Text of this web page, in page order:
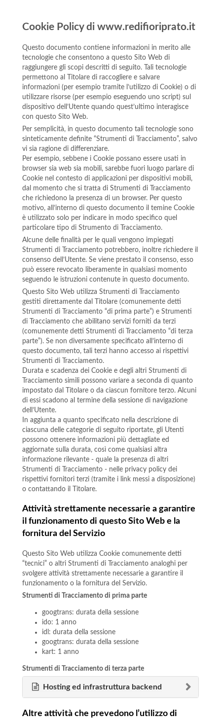
Cookie Policy di www.redifioriprato.it
Questo documento contiene informazioni in merito alle
tecnologie che consentono a questo Sito Web di
raggiungere gli scopi descritti di seguito. Tali tecnologie
permettono al Titolare di raccogliere e salvare
informazioni (per esempio tramite l’utilizzo di Cookie) o di
utilizzare risorse (per esempio eseguendo uno script) sul
dispositivo dell’Utente quando quest’ultimo interagisce
con questo Sito Web.
Per semplicità, in questo documento tali tecnologie sono
sinteticamente definite “Strumenti di Tracciamento”, salvo
vi sia ragione di differenziare.
Per esempio, sebbene i Cookie possano essere usati in
browser sia web sia mobili, sarebbe fuori luogo parlare di
Cookie nel contesto di applicazioni per dispositivi mobili,
dal momento che si tratta di Strumenti di Tracciamento
che richiedono la presenza di un browser. Per questo
motivo, all’interno di questo documento il temine Cookie
è utilizzato solo per indicare in modo specifico quel
particolare tipo di Strumento di Tracciamento.
Alcune delle finalità per le quali vengono impiegati
Strumenti di Tracciamento potrebbero, inoltre richiedere il
consenso dell’Utente. Se viene prestato il consenso, esso
può essere revocato liberamente in qualsiasi momento
seguendo le istruzioni contenute in questo documento.
Questo Sito Web utilizza Strumenti di Tracciamento
gestiti direttamente dal Titolare (comunemente detti
Strumenti di Tracciamento “di prima parte”) e Strumenti
di Tracciamento che abilitano servizi forniti da terzi
(comunemente detti Strumenti di Tracciamento “di terza
parte”). Se non diversamente specificato all’interno di
questo documento, tali terzi hanno accesso ai rispettivi
Strumenti di Tracciamento.
Durata e scadenza dei Cookie e degli altri Strumenti di
Tracciamento simili possono variare a seconda di quanto
impostato dal Titolare o da ciascun fornitore terzo. Alcuni
di essi scadono al termine della sessione di navigazione
dell’Utente.
In aggiunta a quanto specificato nella descrizione di
ciascuna delle categorie di seguito riportate, gli Utenti
possono ottenere informazioni più dettagliate ed
aggiornate sulla durata, così come qualsiasi altra
informazione rilevante - quale la presenza di altri
Strumenti di Tracciamento - nelle privacy policy dei
rispettivi fornitori terzi (tramite i link messi a disposizione)
o contattando il Titolare.
Attività strettamente necessarie a garantire
il funzionamento di questo Sito Web e la
fornitura del Servizio
Questo Sito Web utilizza Cookie comunemente detti
“tecnici” o altri Strumenti di Tracciamento analoghi per
svolgere attività strettamente necessarie a garantire il
funzionamento o la fornitura del Servizio.
Strumenti di Tracciamento di prima parte
googtrans: durata della sessione
ido: 1 anno
idl: durata della sessione
googtrans: durata della sessione
kart: 1 anno
Strumenti di Tracciamento di terza parte
Hosting ed infrastruttura backend
Altre attività che prevedono l’utilizzo di